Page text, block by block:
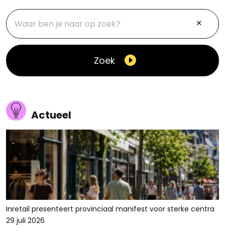
Zoek
Actueel
Inretail presenteert provinciaal manifest voor sterke centra
29 juli 2026